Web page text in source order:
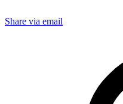
Share via email